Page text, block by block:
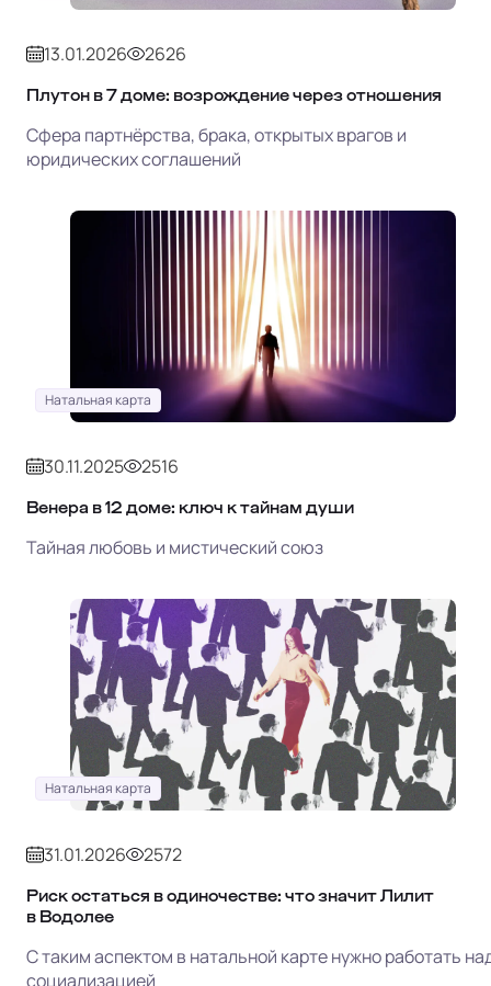
13.01.2026 2626
Плутон в 7 доме: возрождение через отношения
Сфера партнёрства, брака, открытых врагов и
юридических соглашений
Натальная карта
30.11.2025 2516
Венера в 12 доме: ключ к тайнам души
Тайная любовь и мистический союз
Натальная карта
31.01.2026 2572
Риск остаться в одиночестве: что значит Лилит
в Водолее
С таким аспектом в натальной карте нужно работать
социализацией